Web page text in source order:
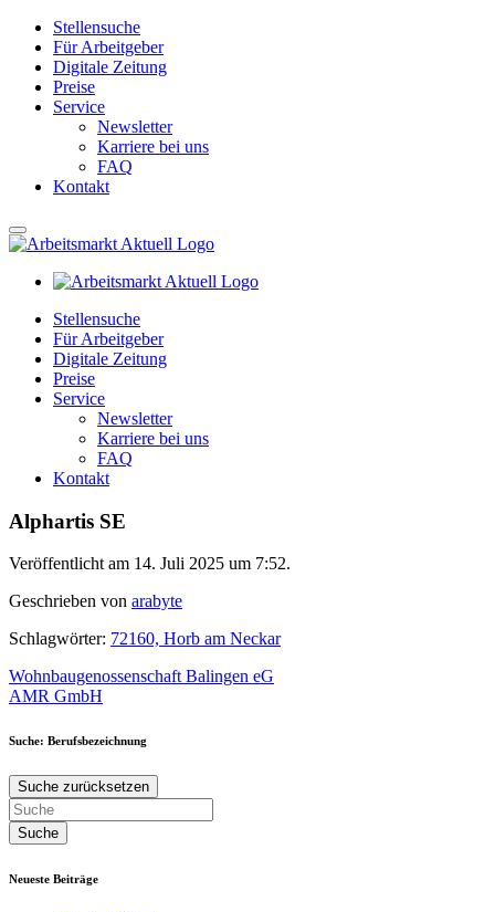
Stellensuche
Für Arbeitgeber
Digitale Zeitung
Preise
Service
Newsletter
Karriere bei uns
FAQ
Kontakt
Stellensuche
Für Arbeitgeber
Digitale Zeitung
Preise
Service
Newsletter
Karriere bei uns
FAQ
Kontakt
Alphartis SE
Veröffentlicht am 14. Juli 2025 um 7:52.
Geschrieben von arabyte
Schlagwörter: 72160, Horb am Neckar
Beitragsnavigation
Wohnbaugenossenschaft Balingen eG
AMR GmbH
Suche: Berufsbezeichnung
Suche zurücksetzen
Neueste Beiträge